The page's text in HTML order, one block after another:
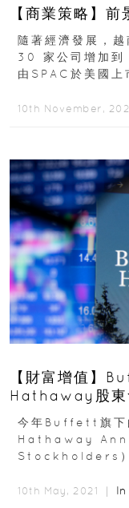
隨著經濟發展，
30 家公司增加到
由SPAC於美國上
10th November,
【財富增值】
Hathaway股東
今年Buffett旗下
Hathaway
Stockholders）
10th May, 2021 ｜ In